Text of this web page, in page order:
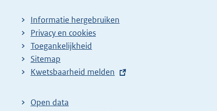
Informatie hergebruiken
Privacy en cookies
Toegankelijkheid
Sitemap
E
t
Kwetsbaarheid melden
Open data